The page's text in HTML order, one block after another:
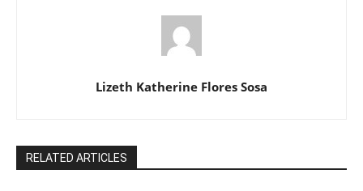
Lizeth Katherine Flores Sosa
RELATED ARTICLES